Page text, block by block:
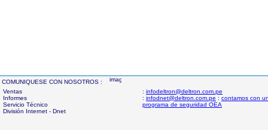
COMUNIQUESE CON NOSOTROS :
Ventas
Informes
Servicio Técnico
División Internet - Dnet
: infodeltron@deltron.com.pe
: infodnet@deltron.com.pe : contamos con
programa de seguridad OEA